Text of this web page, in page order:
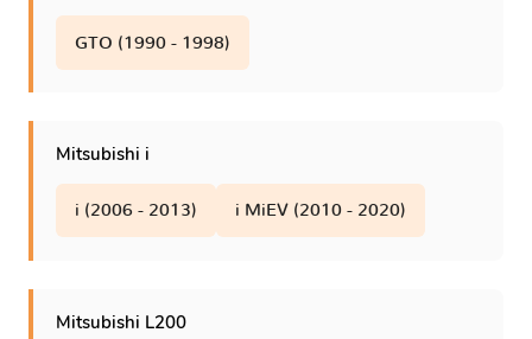
GTO (1990 - 1998)
Mitsubishi i
i (2006 - 2013) i MiEV (2010 - 2020)
Mitsubishi L200